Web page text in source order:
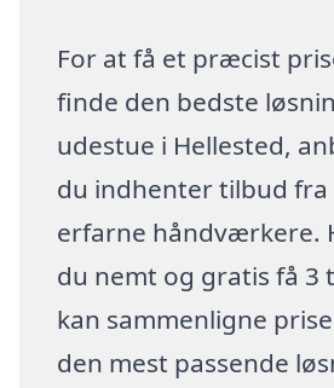
For at få et præcist
finde den bedste
udestue i Hellested,
du indhenter tilbud fra
erfarne håndværkere.
du nemt og gratis få 3
kan sammenligne
den mest passende